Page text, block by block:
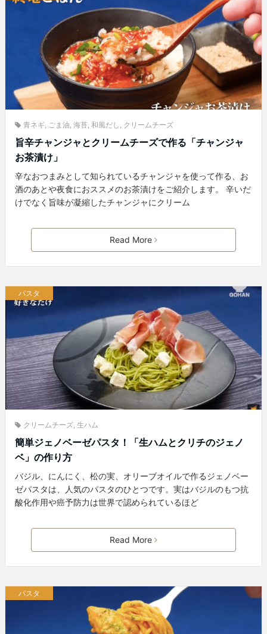
青ネギ ごま油 海苔 和風だし クリームチーズ
旨辛チャンジャとクリームチーズで作る「チャンジャ
お茶漬け」
辛なおつまみとして知られているチャンジャを使って作る、お
酒のあとや夜食におススメのお茶漬けをご紹介します。 辛いだ
けでなく旨味が凝縮したチャンジャにクリーム
Read More
パスタ
クリームチーズ 生ハム
簡単ジェノベーゼパスタ！「生ハムとクリチのジェノ
ベ」の作り方
バジル、にんにく、松の実、オリーブオイルで作るジェノベー
ゼパスタは、人気のパスタのひとつです。実はバジルのもつ抗
酸化作用や癌予防力は世界で認められているほど
Read More
パスタ